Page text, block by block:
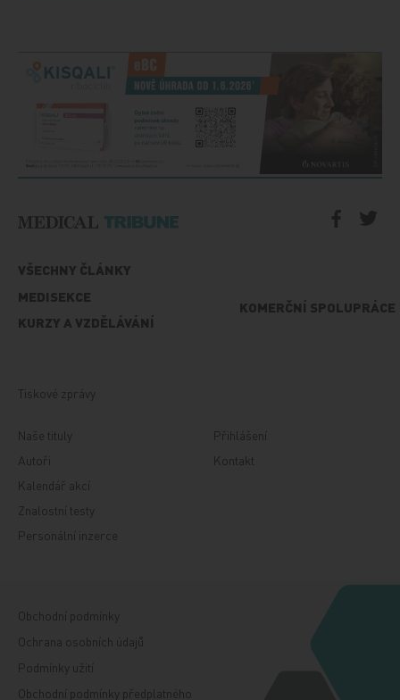
VŠECHNY ČLÁNKY
MEDISEKCE
KURZY A VZDĚLÁVÁNÍ
KOMERČNÍ SPOLUPRÁCE
Tiskové zprávy
Naše tituly
Autoři
Kalendář akcí
Znalostní testy
Personální inzerce
Přihlášení
Kontakt
Obchodní podmínky
Ochrana osobních údajů
Podmínky užití
Obchodní podmínky předplatného